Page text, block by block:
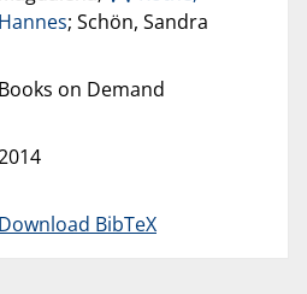
Hannes; Schön, Sandra
Books on Demand
Download BibTeX